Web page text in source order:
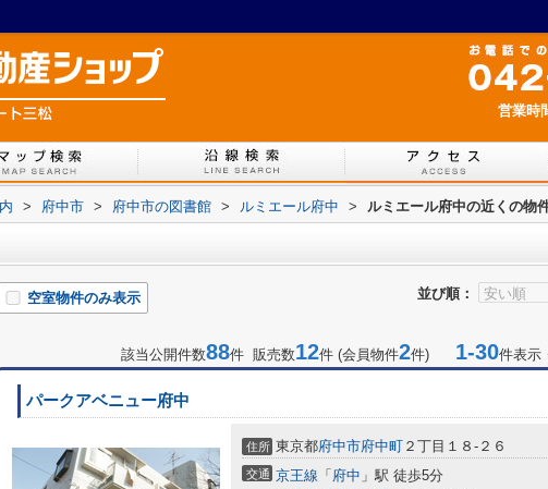
営業時
> 府中市 > 府中市の図書館 > ルミエール府中 > ルミエール府中の近くの物
並び順：
空室物件のみ表示
該当公開件数88件 販売数12件 (会員物件2件) 1-30件表示
パークアベニュー府中
住所 東京都府中市府中町 ２丁目１８-２６
交通 京王線 「 府中 」駅 徒歩5分